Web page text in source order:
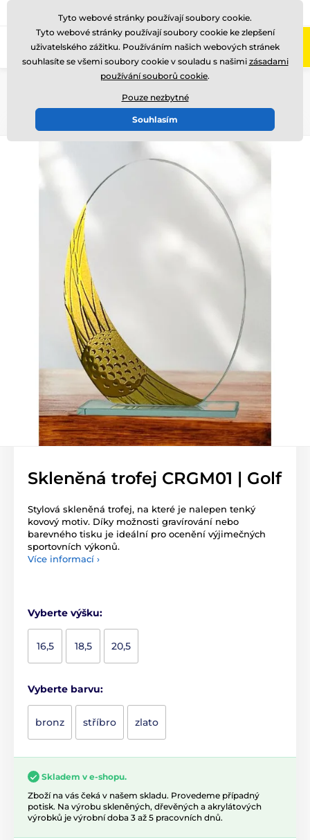
Zavolejte nám (Po-Pá 8-17)
Skleněné trofeje s kovovým motivem
Skleněná trofej CRGM01 | Golf
Stylová skleněná trofej, na které je nalepen tenký
kovový motiv. Díky možnosti gravírování nebo
barevného tisku je ideální pro ocenění výjimečných
sportovních výkonů.
Více informací ›
Vyberte výšku:
16,5 18,5 20,5
Vyberte barvu:
bronz stříbro zlato
Skladem v e-shopu.
Zboží na vás čeká v našem skladu. Provedeme případný
potisk. Na výrobu skleněných, dřevěných a akrylátových
výrobků je výrobní doba 3 až 5 pracovních dnů.
Tyto webové stránky používají soubory cookie.
Tyto webové stránky používají soubory cookie ke zlepšení
uživatelského zážitku. Používáním našich webových stránek
souhlasíte se všemi soubory cookie v souladu s našimi zásadami
používání souborů cookie.
Pouze nezbytné
Souhlasím